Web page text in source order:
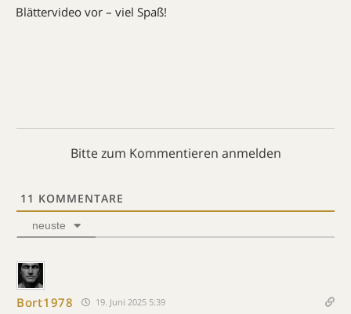
Blättervideo vor – viel Spaß!
Bitte zum Kommentieren anmelden
11 KOMMENTARE
neuste
Bort1978 19. Juni 2025 5:39